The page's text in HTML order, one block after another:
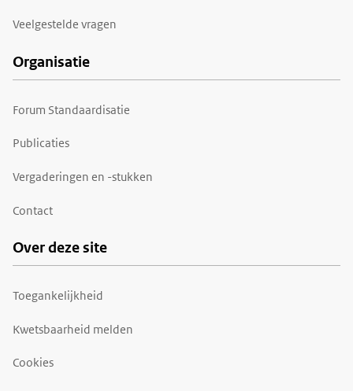
Veelgestelde vragen
Organisatie
Forum Standaardisatie
Publicaties
Vergaderingen en -stukken
Contact
Over deze site
Toegankelijkheid
Kwetsbaarheid melden
Cookies